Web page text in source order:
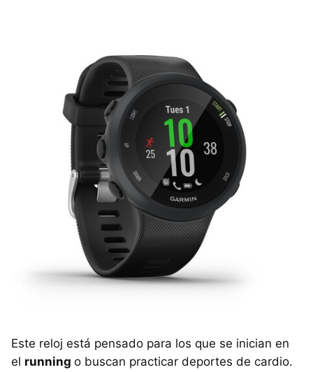
Este reloj está pensado para los que se inician en
el running o buscan practicar deportes de cardio.